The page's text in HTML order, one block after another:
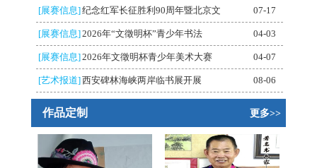
[展赛信息]纪念红军长征胜利90周年暨北京文 07-17
[展赛信息]2026年“文徵明杯”青少年书法 04-03
[展赛信息]2026年文徵明杯青少年美术大赛 04-07
[艺术报道]西安碑林海峡两岸临书展开展 08-06
作品定制 更多>>